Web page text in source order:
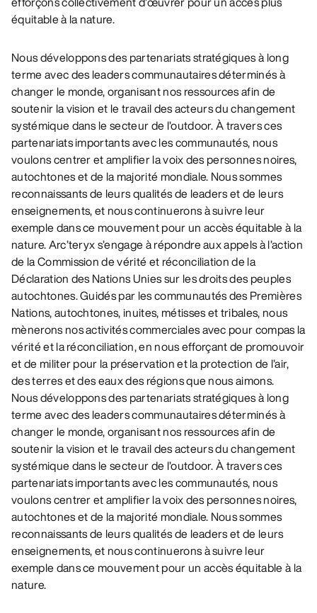
équitable à la nature.
Nous développons des partenariats stratégiques à long
terme avec des leaders communautaires déterminés à
changer le monde, organisant nos ressources afin de
soutenir la vision et le travail des acteurs du changement
systémique dans le secteur de l’outdoor. À travers ces
partenariats importants avec les communautés, nous
voulons centrer et amplifier la voix des personnes noires,
autochtones et de la majorité mondiale. Nous sommes
reconnaissants de leurs qualités de leaders et de leurs
enseignements, et nous continuerons à suivre leur
exemple dans ce mouvement pour un accès équitable à la
nature. Arc’teryx s’engage à répondre aux appels à l’action
de la Commission de vérité et réconciliation de la
Déclaration des Nations Unies sur les droits des peuples
autochtones. Guidés par les communautés des Premières
Nations, autochtones, inuites, métisses et tribales, nous
mènerons nos activités commerciales avec pour compas la
vérité et la réconciliation, en nous efforçant de promouvoir
et de militer pour la préservation et la protection de l’air,
des terres et des eaux des régions que nous aimons.
Nous développons des partenariats stratégiques à long
terme avec des leaders communautaires déterminés à
changer le monde, organisant nos ressources afin de
soutenir la vision et le travail des acteurs du changement
systémique dans le secteur de l’outdoor. À travers ces
partenariats importants avec les communautés, nous
voulons centrer et amplifier la voix des personnes noires,
autochtones et de la majorité mondiale. Nous sommes
reconnaissants de leurs qualités de leaders et de leurs
enseignements, et nous continuerons à suivre leur
exemple dans ce mouvement pour un accès équitable à la
nature.